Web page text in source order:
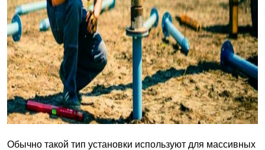
Обычно такой тип установки используют для массивных